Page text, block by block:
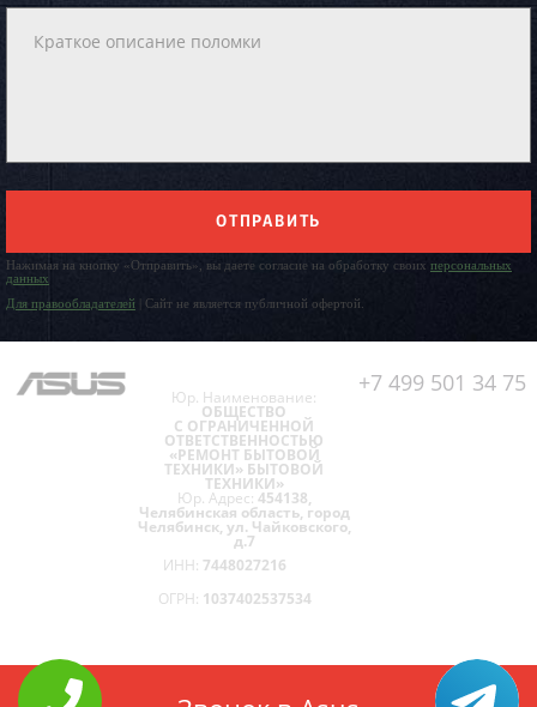
ОТПРАВИТЬ
Нажимая на кнопку «Отправить», вы даете согласие на обработку своих персональных
данных
Для правообладателей | Сайт не является публичной офертой.
+7 499 501 34 75
Юр. Наименование:
ОБЩЕСТВО
С ОГРАНИЧЕННОЙ
ОТВЕТСТВЕННОСТЬЮ
«РЕМОНТ БЫТОВОЙ
ТЕХНИКИ» БЫТОВОЙ
ТЕХНИКИ»
Юр. Адрес: 454138,
Челябинская область, город
Челябинск, ул. Чайковского,
д.7
ИНН: 7448027216
ОГРН: 1037402537534